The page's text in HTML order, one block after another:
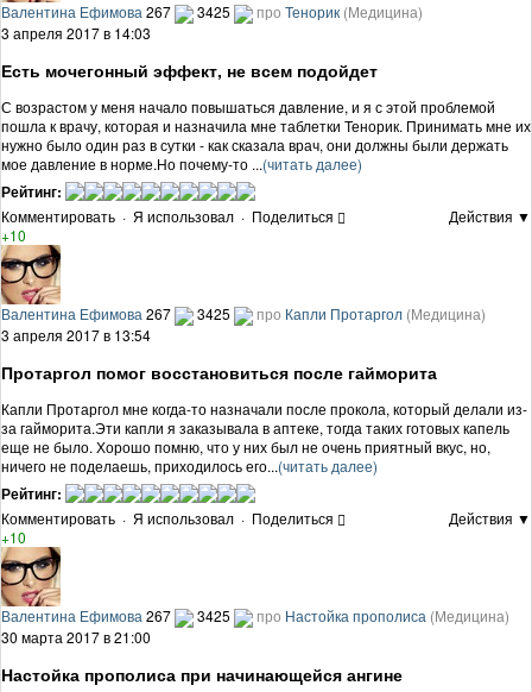
Валентина Ефимова 267 3425 про Тенорик (Медицина)
3 апреля 2017 в 14:03
Есть мочегонный эффект, не всем подойдет
С возрастом у меня начало повышаться давление, и я с этой проблемой
пошла к врачу, которая и назначила мне таблетки Тенорик. Принимать мне их
нужно было один раз в сутки - как сказала врач, они должны были держать
мое давление в норме.Но почему-то ...(читать далее)
Рейтинг:
Комментировать · Я использовал · Поделиться
Действия ▼
+10
Валентина Ефимова 267 3425 про Капли Протаргол (Медицина)
3 апреля 2017 в 13:54
Протаргол помог восстановиться после гайморита
Капли Протаргол мне когда-то назначали после прокола, который делали из-
за гайморита.Эти капли я заказывала в аптеке, тогда таких готовых капель
еще не было. Хорошо помню, что у них был не очень приятный вкус, но,
ничего не поделаешь, приходилось его...(читать далее)
Рейтинг:
Комментировать · Я использовал · Поделиться
Действия ▼
+10
Валентина Ефимова 267 3425 про Настойка прополиса (Медицина)
30 марта 2017 в 21:00
Настойка прополиса при начинающейся ангине